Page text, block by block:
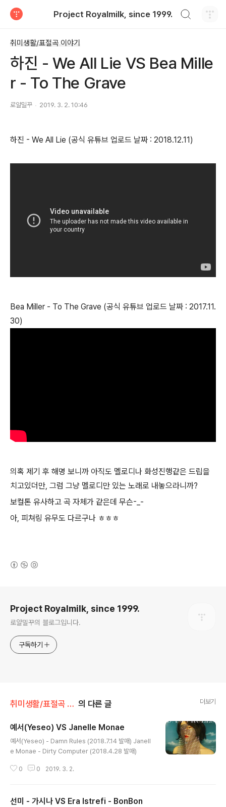
Project Royalmilk, since 1999.
취미생활/표절곡 이야기
하진 - We All Lie VS Bea Mille
r - To The Grave
로얄밀꾸 2019. 3. 2. 10:46
하진 - We All Lie (공식 유튜브 업로드 날짜 : 2018.12.11)
Bea Miller - To The Grave (공식 유튜브 업로드 날짜 : 2017.11.
30)
의혹 제기 후 해명 보니까 아직도 멜로디나 화성진행같은 드립을
치고있더만, 그럼 그냥 멜로디만 있는 노래로 내놓으라니까?
보컬톤 유사하고 곡 자체가 같은데 무슨-_-
아, 피쳐링 유무도 다르구나 ㅎㅎㅎ
Project Royalmilk, since 1999.
로얄밀꾸의 블로그입니다.
구독하기
취미생활/표절곡 이야기 의 다른 글 더보기
예서(Yeseo) VS Janelle Monae
예서(Yeseo) - Damn Rules (2018.7.14 발매) Janell
e Monae - Dirty Computer (2018.4.28 발매)
0 0 2019. 3. 2.
선미 - 가시나 VS Era Istrefi - BonBon